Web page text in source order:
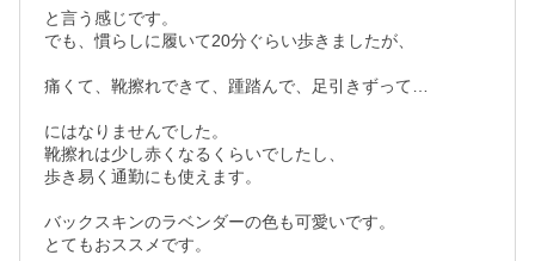
と言う感じです。
でも、慣らしに履いて20分ぐらい歩きましたが、
痛くて、靴擦れできて、踵踏んで、足引きずって…
にはなりませんでした。
靴擦れは少し赤くなるくらいでしたし、
歩き易く通勤にも使えます。
バックスキンのラベンダーの色も可愛いです。